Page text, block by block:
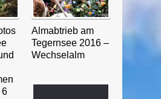
6
Almabtrieb am
Tegernsee 2016 –
Wechselalm